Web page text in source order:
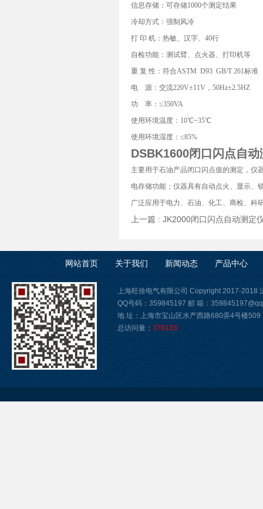
信息存储：可存储1000个测定结果
冷却方式：强制风冷
打 印 机：热敏、汉字、40行
自检功能：测试臂、点火器、打印机等
重 复 性：符合ASTM D93 GB/T 261标准
电 源：交流220V±11V，50Hz±2.5HZ
功 率：≤350VA
使用环境温度：10℃~35℃
使用环境湿度：≤85%
DSBK1600闭口闪点自动
主要用于石油产品闭口闪点值的测定，仪
电存储功能；仪器具有自动点火、显示、
广泛应用于电力、石油、化工、商检、科
上一篇 : JK2000闭口闪点自动测定
网站首页 关于我们 新闻动态 产品中心
上海旺徐电气有限公司 Copyright 2017-2018
QQ号码：359845197 邮 箱：
地 址：上海市宝山区水产西路680弄4号楼509
总访问量： 379133